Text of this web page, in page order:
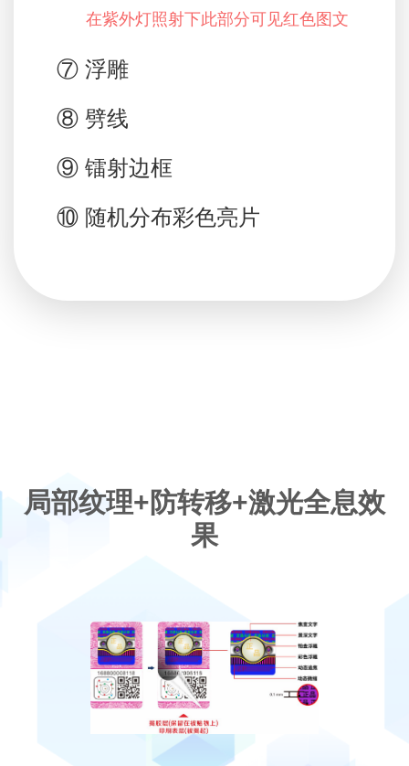
在紫外灯照射下此部分可见红色图文
⑦ 浮雕
⑧ 劈线
⑨ 镭射边框
⑩ 随机分布彩色亮片
局部纹理+防转移+激光全息效
果